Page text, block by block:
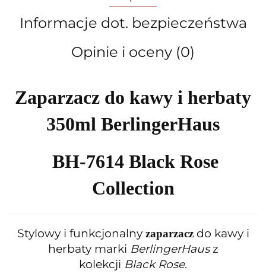
Informacje dot. bezpieczeństwa
Opinie i oceny (0)
Zaparzacz do kawy i herbaty
350ml BerlingerHaus
BH-7614 Black Rose
Collection
Stylowy i funkcjonalny zaparzaczdo kawy i
herbaty marki BerlingerHausz
kolekcji Black Rose.